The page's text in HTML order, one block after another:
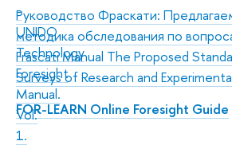
-
UNIDO
Technology
Foresight
Manual.
Vol.
1.
Руководство Фраскати:
методика обследования по
Frascati Manual The Proposed
Surveys of Research and
FOR-LEARN Online Foresight Guide